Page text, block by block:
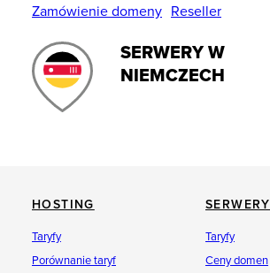
Zamówienie domeny Reseller
SERWERY W
NIEMCZECH
HOSTING
Taryfy
Porównanie taryf
SERWERY
Taryfy
Ceny domen